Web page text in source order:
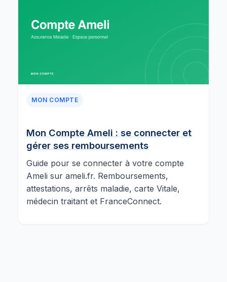
MON COMPTE
Mon Compte Ameli : se connecter et
gérer ses remboursements
Guide pour se connecter à votre compte
Ameli sur ameli.fr. Remboursements,
attestations, arrêts maladie, carte Vitale,
médecin traitant et FranceConnect.